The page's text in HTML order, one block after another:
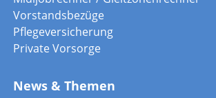
Vorstandsbezüge
Pflegeversicherung
Private Vorsorge
News & Themen